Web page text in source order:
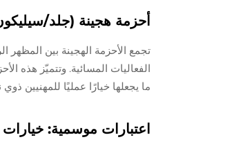
أحزمة هجينة (جلد/
تجمع الأحزمة الهجينة بين المظهر
الفعاليات المسائية. وتتميّز هذه
ما يجعلها خيارًا عمليًا للمهنيين
اعتبارات موسمية: